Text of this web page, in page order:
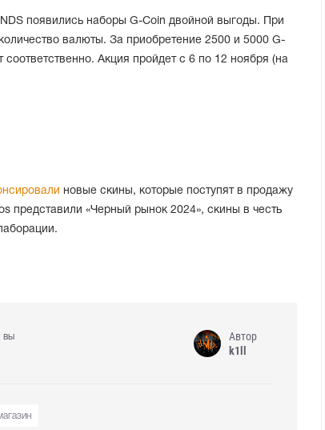
появились наборы G-Coin двойной выгоды. При
валюты. За приобретение 2500 и 5000 G-
Акция пройдет с 6 по 12 ноября (на
новые скины, которые поступят в продажу
представили «Черный рынок 2024», скины в честь
вы
Автор
k1ll